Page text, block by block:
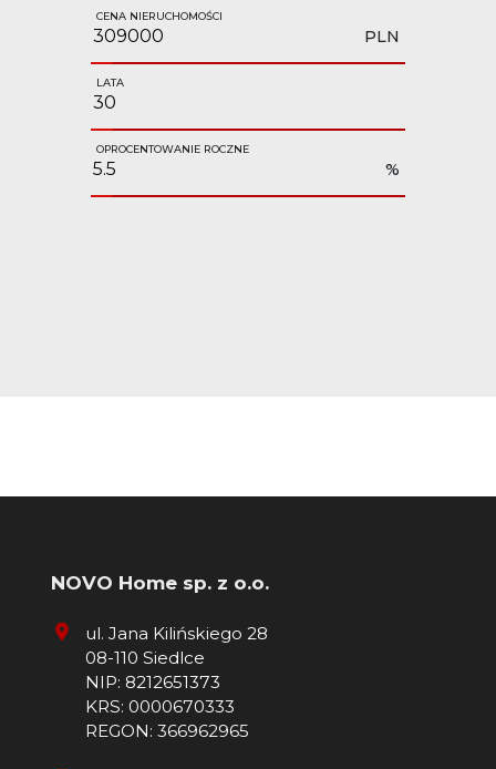
CENA NIERUCHOMOŚCI
PLN
LATA
OPROCENTOWANIE ROCZNE
%
NOVO Home sp. z o.o.
ul. Jana Kilińskiego 28
08-110 Siedlce
NIP: 8212651373
KRS: 0000670333
REGON: 366962965